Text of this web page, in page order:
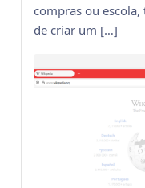
compras ou
de criar um […]